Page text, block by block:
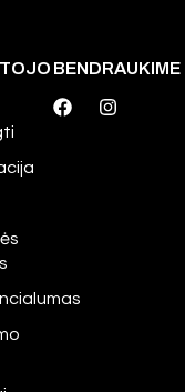
BENDRAUKIME